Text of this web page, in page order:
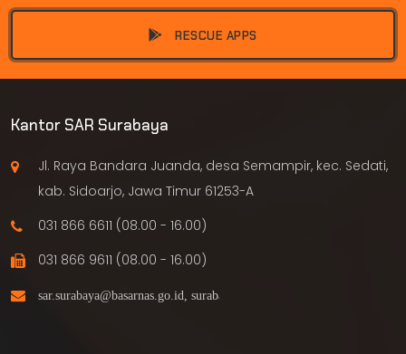
RESCUE APPS
Kantor SAR Surabaya
Jl. Raya Bandara Juanda, desa Semampir, kec. Sedati,
kab. Sidoarjo, Jawa Timur 61253-A
031 866 6611 (08.00 - 16.00)
031 866 9611 (08.00 - 16.00)